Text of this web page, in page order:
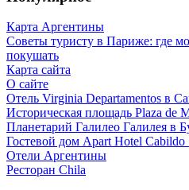
Карта Аргентины
Советы туристу в Париже: где
покушать
Карта сайта
О сайте
Отель Virginia Departamentos в
Историческая площадь Plaza de
Планетарий Галилео Галилея в
Гостевой дом Apart Hotel Cabildo
Отели Аргентины
Ресторан Chila